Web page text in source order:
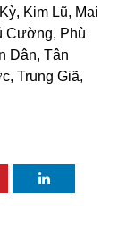
Kim Lũ, Mai
Cường, Phù
Dân, Tân
Trung Giã,